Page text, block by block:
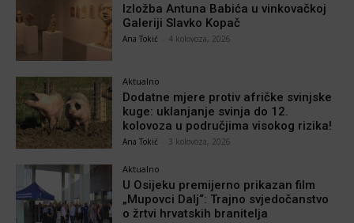
Izložba Antuna Babića u vinkovačkoj
Galeriji Slavko Kopač
Ana Tokić 4 kolovoza, 2026
Aktualno
Dodatne mjere protiv afričke svinjske
kuge: uklanjanje svinja do 12.
kolovoza u područjima visokog rizika!
Ana Tokić 3 kolovoza, 2026
Aktualno
U Osijeku premijerno prikazan film
„Mupovci Dalj“: Trajno svjedočanstvo
o žrtvi hrvatskih branitelja